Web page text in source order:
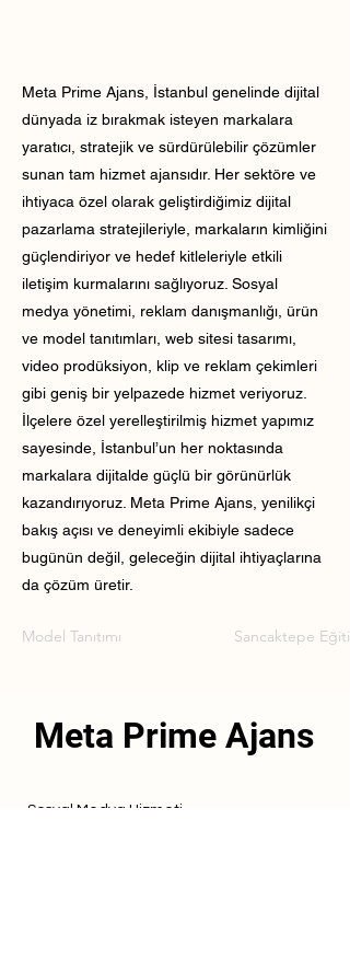
Meta Prime Ajans, İstanbul genelinde dijital
dünyada iz bırakmak isteyen markalara
yaratıcı, stratejik ve sürdürülebilir çözümler
sunan tam hizmet ajansıdır. Her sektöre ve
ihtiyaca özel olarak geliştirdiğimiz dijital
pazarlama stratejileriyle, markaların kimliğini
güçlendiriyor ve hedef kitleleriyle etkili
iletişim kurmalarını sağlıyoruz. Sosyal
medya yönetimi, reklam danışmanlığı, ürün
ve model tanıtımları, web sitesi tasarımı,
video prodüksiyon, klip ve reklam çekimleri
gibi geniş bir yelpazede hizmet veriyoruz.
İlçelere özel yerelleştirilmiş hizmet yapımız
sayesinde, İstanbul’un her noktasında
markalara dijitalde güçlü bir görünürlük
kazandırıyoruz. Meta Prime Ajans, yenilikçi
bakış açısı ve deneyimli ekibiyle sadece
bugünün değil, geleceğin dijital ihtiyaçlarına
da çözüm üretir.
Model Tanıtımı Sancaktepe
Meta Prime Ajans
Sosyal Medya Hizmeti